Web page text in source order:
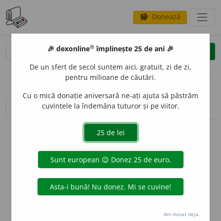
savings Donează
clear
opțiuni
sinteza definițiilor (1) definiții (6) declinări
info
Aceste definiții sunt compilate de
echipa dexonline. Definițiile
originale se află pe filadefiniții.
preferințe
🎉 dexonline® împlinește 25 de ani 🎉
De un sfert de secol suntem aici, gratuit, zi de zi,
pentru milioane de căutări.
Cu o mică donație aniversară ne-ați ajuta să păstrăm
cuvintele la îndemâna tuturor și pe viitor.
Am donat deja.